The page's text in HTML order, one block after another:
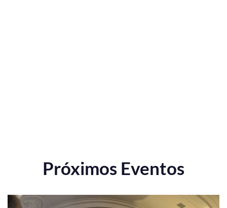
Próximos Eventos